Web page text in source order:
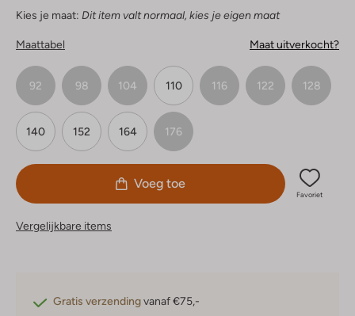
Kies je maat: Dit item valt normaal, kies je eigen maat
Maattabel Maat uitverkocht?
92 98 104 110 116 122 128
140 152 164 176
Voeg toe
Favoriet
Vergelijkbare items
Gratis verzendingvanaf €75,-